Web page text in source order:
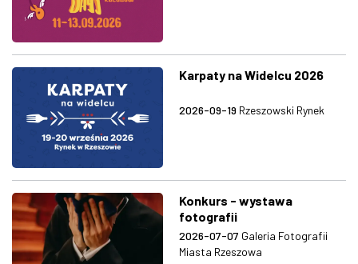
Karpaty na Widelcu 2026
2026-09-19 Rzeszowski Rynek
Konkurs - wystawa
fotografii
2026-07-07 Galeria Fotografii
Miasta Rzeszowa